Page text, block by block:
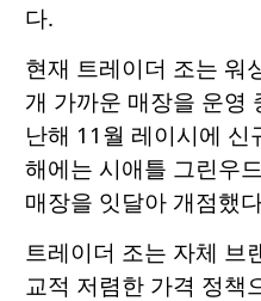
다.
현재 트레이더 조는 워
개 가까운 매장을 운영
난해 11월 레이시에
해에는 시애틀 그린우
매장을 잇달아 개점했
트레이더 조는 자체 브
교적 저렴한 가격 정책